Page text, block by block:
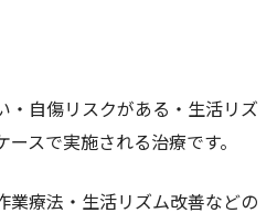
・自傷リスクがある・生活リズ
スで実施される治療です。
業療法・生活リズム改善などの